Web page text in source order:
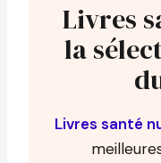
Livres
la
Livres santé